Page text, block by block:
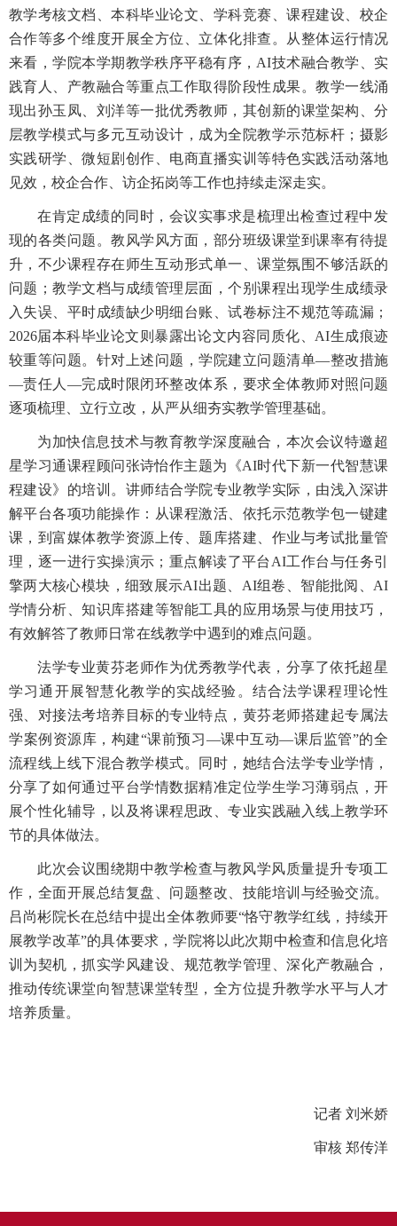
教学考核文档、本科毕业论文、学科竞赛、课程建设、校企
合作等多个维度开展全方位、立体化排查。从整体运行情况
来看，学院本学期教学秩序平稳有序，AI技术融合教学、实
践育人、产教融合等重点工作取得阶段性成果。教学一线涌
现出孙玉凤、刘洋等一批优秀教师，其创新的课堂架构、分
层教学模式与多元互动设计，成为全院教学示范标杆；摄影
实践研学、微短剧创作、电商直播实训等特色实践活动落地
见效，校企合作、访企拓岗等工作也持续走深走实。
在肯定成绩的同时，会议实事求是梳理出检查过程中发
现的各类问题。教风学风方面，部分班级课堂到课率有待提
升，不少课程存在师生互动形式单一、课堂氛围不够活跃的
问题；教学文档与成绩管理层面，个别课程出现学生成绩录
入失误、平时成绩缺少明细台账、试卷标注不规范等疏漏；
2026届本科毕业论文则暴露出论文内容同质化、AI生成痕迹
较重等问题。针对上述问题，学院建立问题清单—整改措施
—责任人—完成时限闭环整改体系，要求全体教师对照问题
逐项梳理、立行立改，从严从细夯实教学管理基础。
为加快信息技术与教育教学深度融合，本次会议特邀超
星学习通课程顾问张诗怡作主题为《AI时代下新一代智慧课
程建设》的培训。讲师结合学院专业教学实际，由浅入深讲
解平台各项功能操作：从课程激活、依托示范教学包一键建
课，到富媒体教学资源上传、题库搭建、作业与考试批量管
理，逐一进行实操演示；重点解读了平台AI工作台与任务引
擎两大核心模块，细致展示AI出题、AI组卷、智能批阅、AI
学情分析、知识库搭建等智能工具的应用场景与使用技巧，
有效解答了教师日常在线教学中遇到的难点问题。
法学专业黄芬老师作为优秀教学代表，分享了依托超星
学习通开展智慧化教学的实战经验。结合法学课程理论性
强、对接法考培养目标的专业特点，黄芬老师搭建起专属法
学案例资源库，构建“课前预习—课中互动—课后监管”的全
流程线上线下混合教学模式。同时，她结合法学专业学情，
分享了如何通过平台学情数据精准定位学生学习薄弱点，开
展个性化辅导，以及将课程思政、专业实践融入线上教学环
节的具体做法。
此次会议围绕期中教学检查与教风学风质量提升专项工
作，全面开展总结复盘、问题整改、技能培训与经验交流。
吕尚彬院长在总结中提出全体教师要“恪守教学红线，持续开
展教学改革”的具体要求，学院将以此次期中检查和信息化培
训为契机，抓实学风建设、规范教学管理、深化产教融合，
推动传统课堂向智慧课堂转型，全方位提升教学水平与人才
培养质量。
记者 刘米娇
审核 郑传洋